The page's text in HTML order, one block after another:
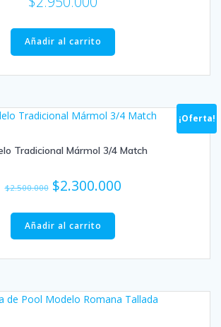
Añadir al carrito
¡Oferta!
Tradicional Mármol 3/4 Match
$2.500.000 El
original
era:
$2.500.000.
$2.300.000El
$2.300.000.
Añadir al carrito